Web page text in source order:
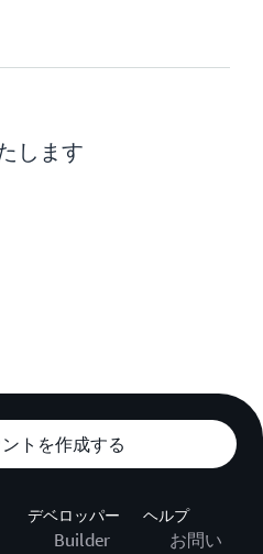
します
トを作成する
デベロッパー
Builder
ヘルプ
お問い